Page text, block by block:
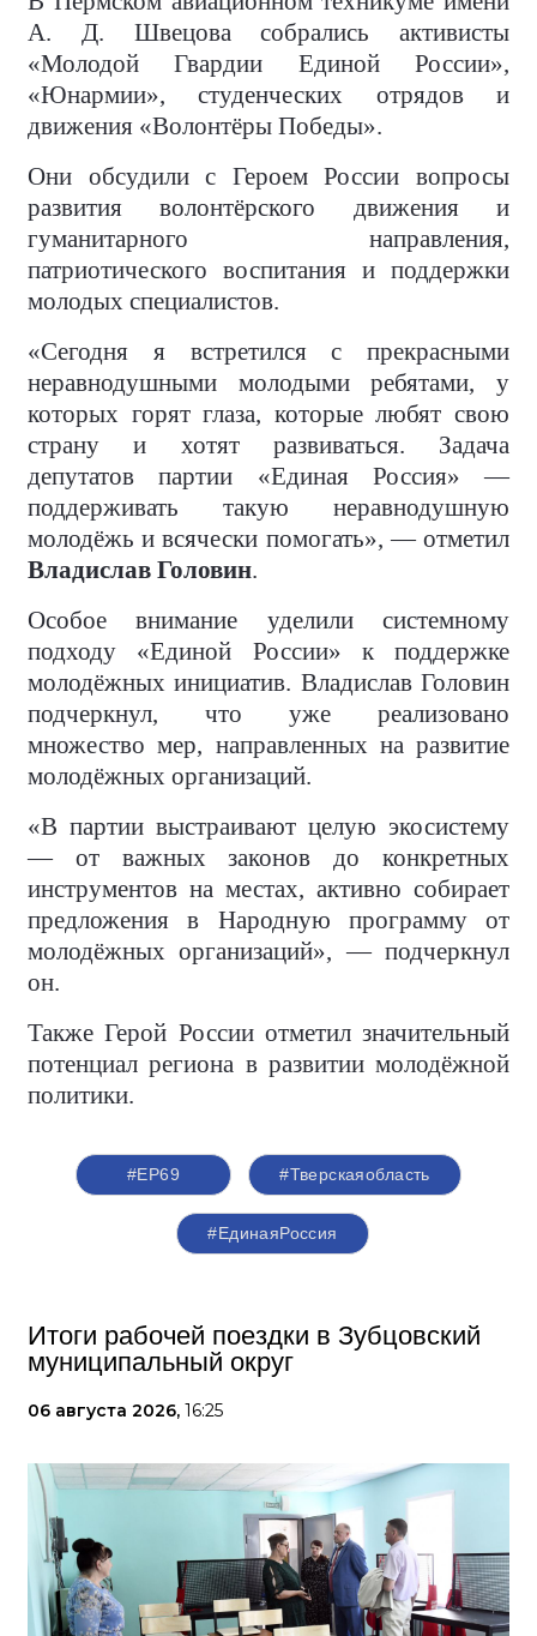
А. Д. Швецова собрались активисты
«Молодой Гвардии Единой России»,
«Юнармии», студенческих отрядов и
движения «Волонтёры Победы».
Они обсудили с Героем России вопросы
развития волонтёрского движения и
гуманитарного направления,
патриотического воспитания и поддержки
молодых специалистов.
«Сегодня я встретился с прекрасными
неравнодушными молодыми ребятами, у
которых горят глаза, которые любят свою
страну и хотят развиваться. Задача
депутатов партии «Единая Россия» —
поддерживать такую неравнодушную
молодёжь и всячески помогать», — отметил
Владислав Головин.
Особое внимание уделили системному
подходу «Единой России» к поддержке
молодёжных инициатив. Владислав Головин
подчеркнул, что уже реализовано
множество мер, направленных на развитие
молодёжных организаций.
«В партии выстраивают целую экосистему
— от важных законов до конкретных
инструментов на местах, активно собирает
предложения в Народную программу от
молодёжных организаций», — подчеркнул
он.
Также Герой России отметил значительный
потенциал региона в развитии молодёжной
политики.
#ЕР69 #Тверскаяобласть
#‎ЕдинаяРоссия
Итоги рабочей поездки в Зубцовский
муниципальный округ
06 августа 2026, 16:25